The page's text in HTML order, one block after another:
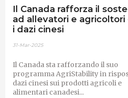
Il Canada rafforza il
ad allevatori e agricoltori
i dazi cinesi
31-Mar-2025
Il Canada sta rafforzando il suo
programma AgriStability in
dazi cinesi sui prodotti agricoli e
alimentari canadesi...